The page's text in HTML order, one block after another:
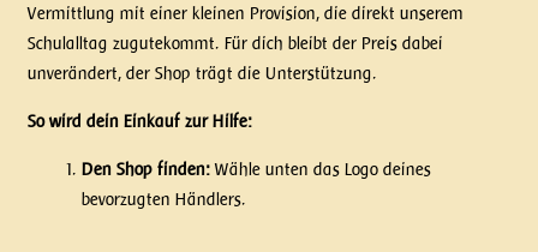
Vermittlung mit einer kleinen Provision, die direkt unserem
Schulalltag zugutekommt. Für dich bleibt der Preis dabei
unverändert, der Shop trägt die Unterstützung.
So wird dein Einkauf zur Hilfe:
Den Shop finden:Wähle unten das Logo deines
bevorzugten Händlers.